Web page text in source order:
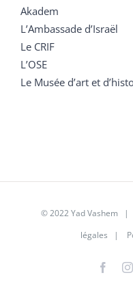
Akadem
L’Ambassade d’Israël
Le CRIF
L’OSE
Le Musée d’art et
© 2022 Yad Vashem
légales |